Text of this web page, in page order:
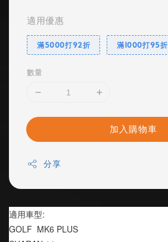
適用優惠
滿5000打92折 滿1000打95折
數量
加入購物車
分享
適用車型:
GOLF  MK6 PLUS